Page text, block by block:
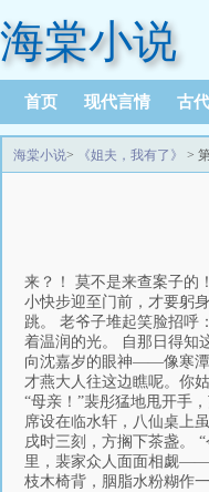
海棠小说
首页 现代言情 古
海棠小说> 《姐夫，我有了》 >
来？！ 莫不是来查案子的
小快步迎至门前，才要躬
跳。 老爷子堆起笑脸招呼
着温润的光。 自那日得知
向沈嘉岁的眼神——像寒潭
才燕大人往这边瞧呢。你
“母亲！”裴彤猛地甩开手
席设在临水轩，八仙桌上
戌时三刻，方搁下茶盏。
里，裴家众人面面相觑——
枝木椅背，胭脂水粉糊作